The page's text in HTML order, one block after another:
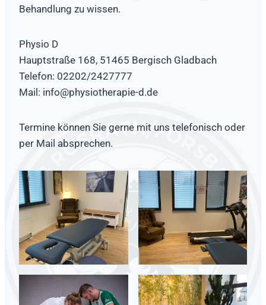
Behandlung zu wissen.
Physio D
Hauptstraße 168, 51465 Bergisch Gladbach
Telefon: 02202/2427777
Mail: info@physiotherapie-d.de
Termine können Sie gerne mit uns telefonisch oder
per Mail absprechen.